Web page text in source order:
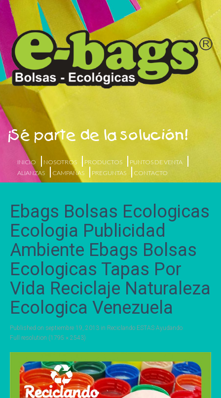
¡Sé parte de la solución!
INICIO NOSOTROS PRODUCTOS
PUNTOS DE VENTA
ALIANZAS
CAMPAÑAS PREGUNTAS CONTACTO
Ebags Bolsas Ecologicas
Ecologia Publicidad
Ambiente Ebags Bolsas
Ecologicas Tapas Por
Vida Reciclaje Naturaleza
Ecologica Venezuela
Published on septiembre 19, 2013 in Reciclando ESTAS Ayudando
Full resolution (1795 × 2543)